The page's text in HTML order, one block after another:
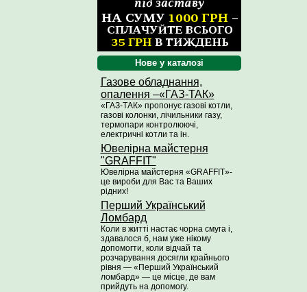
Нове у каталозі
Газове обладнання,
опалення –«ГАЗ-ТАК»
«ГАЗ-ТАК» пропонує газові котли,
газові колонки, лічильники газу,
термопари контролюючі,
електричні котли та ін.
Ювелірна майстерня
"GRAFFIT"
Ювелірна майстерня «GRAFFIT»-
це вироби для Вас та Ваших
рідних!
Перший Український
Ломбард
Коли в житті настає чорна смуга і,
здавалося б, нам уже нікому
допомогти, коли відчай та
розчарування досягли крайнього
рівня — «Перший Український
ломбард» — це місце, де вам
прийдуть на допомогу.